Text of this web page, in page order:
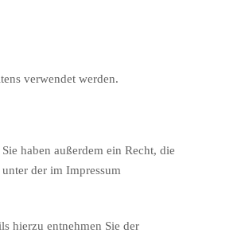
verwendet werden.
haben außerdem ein Recht, die
der im Impressum
hierzu entnehmen Sie der